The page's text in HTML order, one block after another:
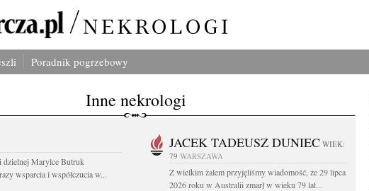
Poradnik pogrzebowy
Inne nekrologi
dzielnej Marylce Butruk
wsparcia i współczucia w...
JACEK TADEUSZ DUNIEC WIEK:
79 WARSZAWA
Z wielkim żalem przyjęliśmy wiadomość, że 29 lipca
2026 roku w Australii zmarł w wieku 79 lat...